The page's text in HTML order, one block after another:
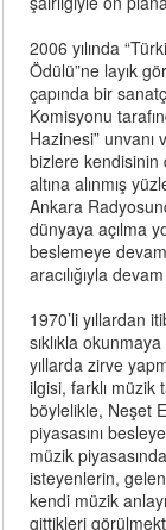
2006 yılında
Ödülü”ne layık
çapında bir
Komisyonu
Hazinesi”
bizlere kendisinin
altına alınmış
Ankara
dünyaya açılma
beslemeye
aracılığıyla
1970’li yıllardan
sıklıkla
yıllarda zirve
ilgisi, farklı müzik
böylelikle, Neşet
piyasasını
müzik
isteyenlerin,
kendi müzik
gittikleri